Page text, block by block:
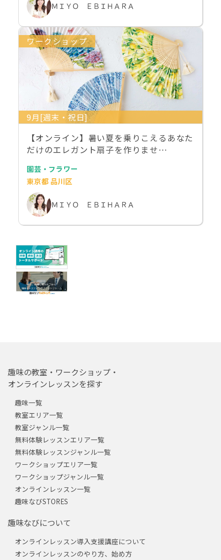
ＭＩＹＯ ＥＢＩＨＡＲＡ
ワークショップ
9月[週末・祝日]
【オンライン】暑い夏を乗りこえるあなた
だけのエレガント扇子を作りませ…
園芸・フラワー
東京都 品川区
ＭＩＹＯ ＥＢＩＨＡＲＡ
趣味の教室・ワークショップ・
オンラインレッスンを探す
趣味一覧
教室エリア一覧
教室ジャンル一覧
無料体験レッスンエリア一覧
無料体験レッスンジャンル一覧
ワークショップエリア一覧
ワークショップジャンル一覧
オンラインレッスン一覧
趣味なびSTORES
趣味なびについて
オンラインレッスン導入支援講座について
オンラインレッスンのやり方、始め方